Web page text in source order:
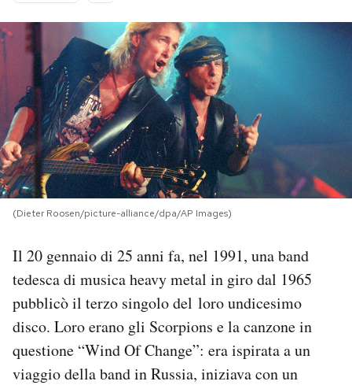
Economia
Sport
Altrecose
Mondiali calcio 2026
PODCAST
NEWSLETTER
I MIEI PREFERITI
SHOP
CALENDARIO
AREA PERSONALE
(Dieter Roosen/picture-alliance/dpa/AP Images)
Il 20 gennaio di 25 anni fa, nel 1991, una band
tedesca di musica heavy metal in giro dal 1965
pubblicò il terzo singolo del loro undicesimo
disco. Loro erano gli Scorpions e la canzone in
questione “Wind Of Change”: era ispirata a un
viaggio della band in Russia, iniziava con un